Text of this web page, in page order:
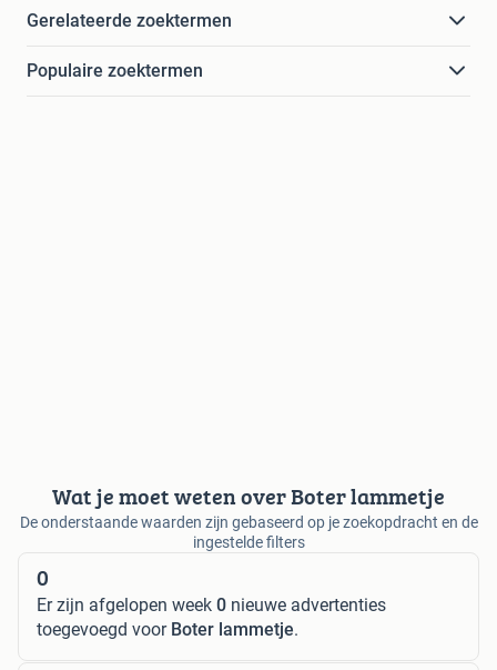
Gerelateerde zoektermen
Populaire zoektermen
Wat je moet weten over Boter lammetje
De onderstaande waarden zijn gebaseerd op je zoekopdracht en de
ingestelde filters
0
Er zijn afgelopen week 0 nieuwe advertenties
toegevoegd voor Boter lammetje.